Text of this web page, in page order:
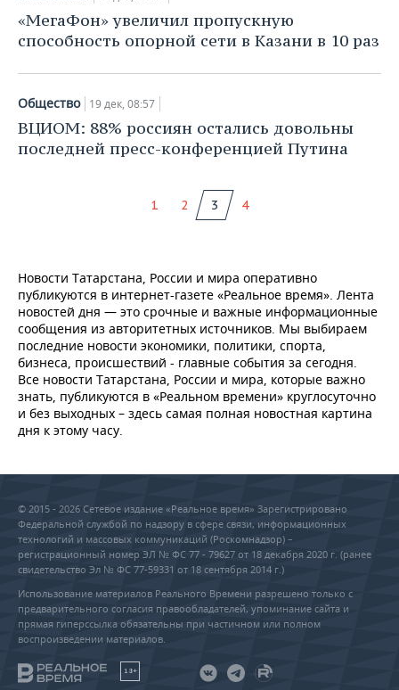
«МегаФон» увеличил пропускную
способность опорной сети в Казани в 10 раз
Общество 19 дек, 08:57
ВЦИОМ: 88% россиян остались довольны
последней пресс-конференцией Путина
1 2 3 4
Новости Татарстана, России и мира оперативно
публикуются в интернет-газете «Реальное время». Лента
новостей дня — это срочные и важные информационные
сообщения из авторитетных источников. Мы выбираем
последние новости экономики, политики, спорта,
бизнеса, происшествий - главные события за сегодня.
Все новости Татарстана, России и мира, которые важно
знать, публикуются в «Реальном времени» круглосуточно
и без выходных – здесь самая полная новостная картина
дня к этому часу.
© 2015 - 2026 Сетевое издание «Реальное время» Зарегистрировано
Федеральной службой по надзору в сфере связи, информационных
технологий и массовых коммуникаций (Роскомнадзор) –
регистрационный номер ЭЛ № ФС 77 - 79627 от 18 декабря 2020 г. (ранее
свидетельство Эл № ФС 77-59331 от 18 сентября 2014 г.)
Использование материалов Реального Времени разрешено только с
предварительного согласия правообладателей, упоминание сайта и
прямая гиперссылка обязательны при частичном или полном
воспроизведении материалов.
18+